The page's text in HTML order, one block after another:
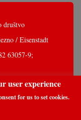
društvo
/ Eisenstadt
63057-9;
user experience
for us to set cookies.